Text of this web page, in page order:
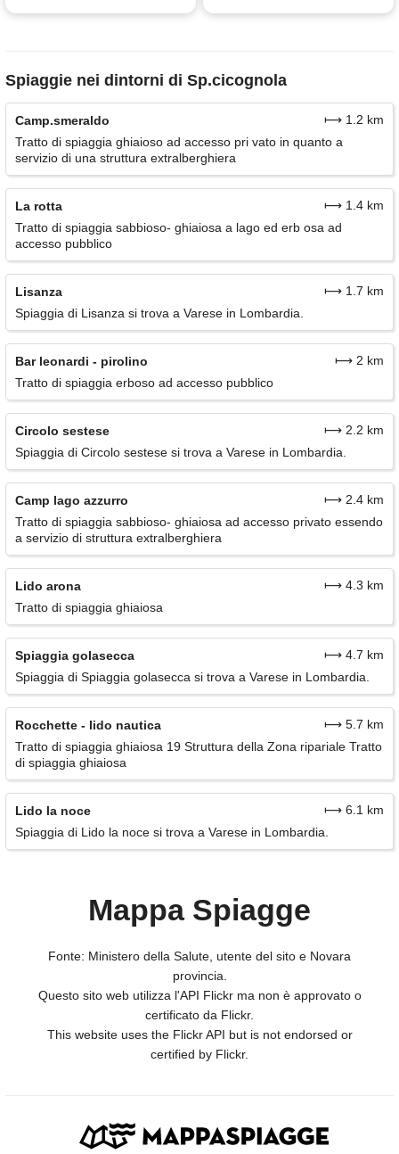
Spiaggie nei dintorni di Sp.cicognola
Camp.smeraldo
⟼ 1.2 km
Tratto di spiaggia ghiaioso ad accesso pri vato in quanto a
servizio di una struttura extralberghiera
La rotta
⟼ 1.4 km
Tratto di spiaggia sabbioso- ghiaiosa a lago ed erb osa ad
accesso pubblico
Lisanza
⟼ 1.7 km
Spiaggia di Lisanza si trova a Varese in Lombardia.
Bar leonardi - pirolino
⟼ 2 km
Tratto di spiaggia erboso ad accesso pubblico
Circolo sestese
⟼ 2.2 km
Spiaggia di Circolo sestese si trova a Varese in Lombardia.
Camp lago azzurro
⟼ 2.4 km
Tratto di spiaggia sabbioso- ghiaiosa ad accesso privato essendo
a servizio di struttura extralberghiera
Lido arona
⟼ 4.3 km
Tratto di spiaggia ghiaiosa
Spiaggia golasecca
⟼ 4.7 km
Spiaggia di Spiaggia golasecca si trova a Varese in Lombardia.
Rocchette - lido nautica
⟼ 5.7 km
Tratto di spiaggia ghiaiosa 19 Struttura della Zona ripariale Tratto
di spiaggia ghiaiosa
Lido la noce
⟼ 6.1 km
Spiaggia di Lido la noce si trova a Varese in Lombardia.
Mappa Spiagge
Fonte: Ministero della Salute, utente del sito e Novara
provincia.
Questo sito web utilizza l'API Flickr ma non è approvato o
certificato da Flickr.
This website uses the Flickr API but is not endorsed or
certified by Flickr.